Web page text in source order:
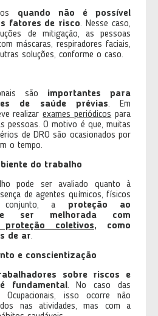
quando não é possível
fatores de risco. Nesse caso,
de mitigação, as pessoas
máscaras, respiradores faciais,
soluções, conforme o caso.
são importantes para
de saúde prévias. Em
realizarexames periódicos para
pessoas. O motivo é que, muitas
de DRO são ocasionados por
o tempo.
do trabalho
pode ser avaliado quanto à
de agentes químicos, físicos
a proteção ao
ser melhorada com
coletivos, como
de ar.
e conscientização
sobre riscos e
fundamental. No caso das
Ocupacionais, isso ocorre não
nas atividades, mas com a